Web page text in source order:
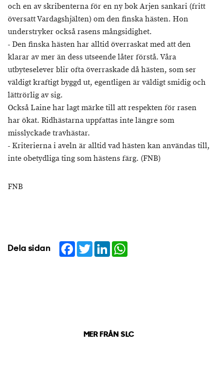
och en av skribenterna för en ny bok Arjen sankari (fritt
översatt Vardagshjälten) om den finska hästen. Hon
understryker också rasens mångsidighet.
- Den finska hästen har alltid överraskat med att den
klarar av mer än dess utseende låter förstå. Våra
utbyteselever blir ofta överraskade då hästen, som ser
väldigt kraftigt byggd ut, egentligen är väldigt smidig och
lättrörlig av sig.
Också Laine har lagt märke till att respekten för rasen
har ökat. Ridhästarna uppfattas inte längre som
misslyckade travhästar.
- Kriterierna i aveln är alltid vad hästen kan användas till,
inte obetydliga ting som hästens färg. (FNB)
FNB
Dela sidan Facebook
TwitterLinkedIn
MER FRÅN SLC